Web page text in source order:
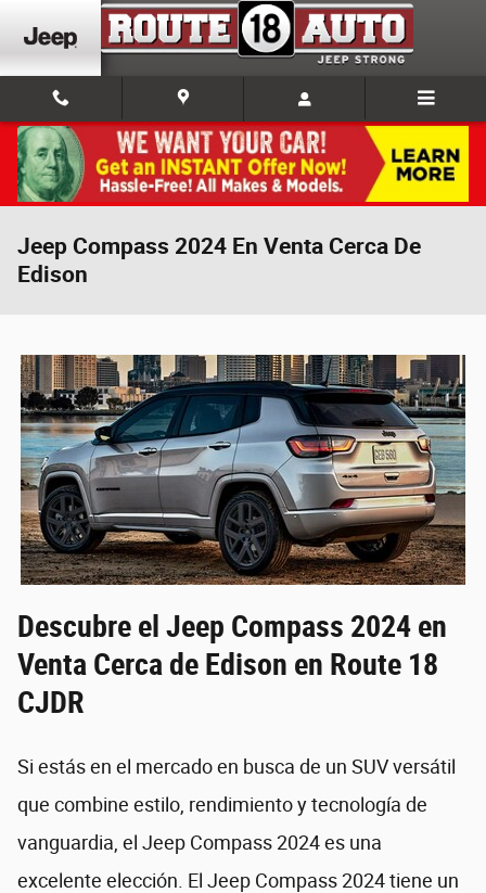
Skip to main content
Jeep Compass 2024 En Venta Cerca De
Edison
Descubre el Jeep Compass 2024 en
Venta Cerca de Edison en Route 18
CJDR
Si estás en el mercado en busca de un SUV versátil
que combine estilo, rendimiento y tecnología de
vanguardia, el Jeep Compass 2024 es una
excelente elección. El Jeep Compass 2024 tiene un